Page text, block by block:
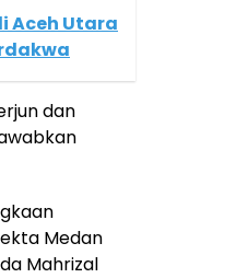
Aceh Utara
dan
Medan
Mahrizal